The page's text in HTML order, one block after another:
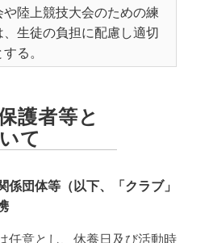
陸上競技大会のための練
、生徒の負担に配慮し適切
る。
護者等と
て
係団体等（以下、「クラブ」
任意とし、休養日及び活動時